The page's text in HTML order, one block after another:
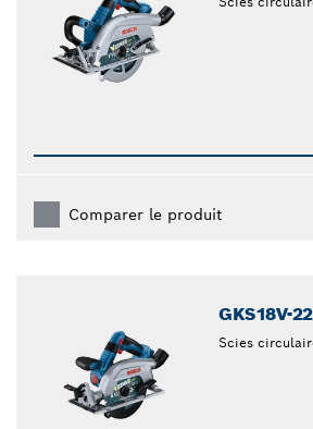
Comparer le produit
GKS18V-
Scies